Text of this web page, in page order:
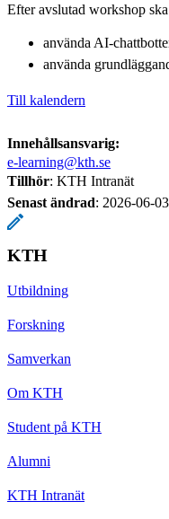
Efter avslutad workshop
använda AI-
använda
Till kalendern
Innehållsansvarig:
e-learning@kth.se
Tillhör: KTH Intranät
Senast ändrad: 2026-06-03
KTH
Utbildning
Forskning
Samverkan
Om KTH
Student på KTH
Alumni
KTH Intranät